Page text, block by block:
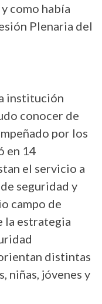
como había
Plenaria del
institución
conocer de
por los
en 14
el servicio a
seguridad y
campo de
la estrategia
distintas
niñas, jóvenes y